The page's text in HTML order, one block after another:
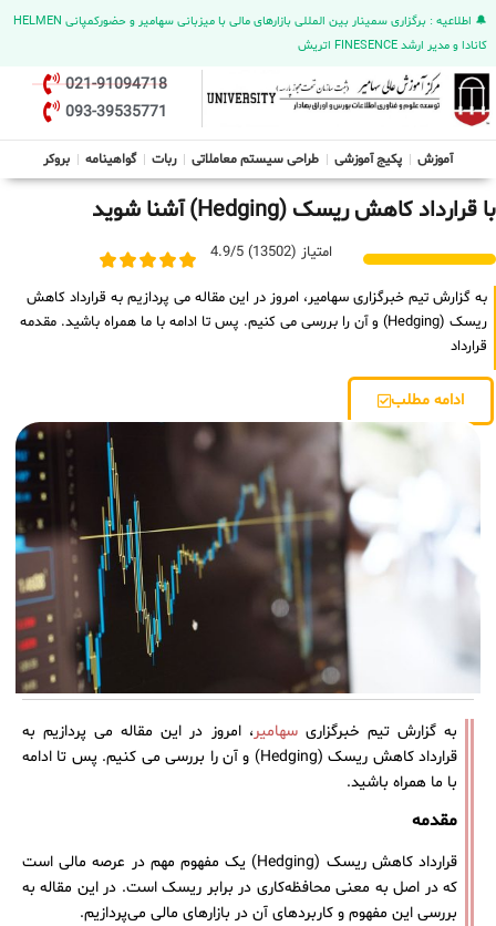
🔔 اطلاعیه : برگزاری سمینار بین المللی بازارهای مالی با میزبانی سهامیر و حضورکمپانی HELMEN
کانادا و مدیر ارشد FINESENCE اتریش
021-91094718
093-39535771
آموزش پکیج آموزشی طراحی سیستم معاملاتی ربات گواهینامه بروکر
با قرارداد کاهش ریسک (Hedging) آشنا شوید
امتیاز (13502) 4.9/5
به گزارش تیم خبرگزاری سهامیر، امروز در این مقاله می پردازیم به قرارداد کاهش
ریسک (Hedging) و آن را بررسی می کنیم. پس تا ادامه با ما همراه باشید. مقدمه
قرارداد
ادامه مطلب
به گزارش تیم خبرگزاریسهامیر ، امروز در این مقاله می پردازیم به
قرارداد کاهش ریسک (Hedging) و آن را بررسی می کنیم. پس تا ادامه
با ما همراه باشید.
مقدمه
قرارداد کاهش ریسک (Hedging) یک مفهوم مهم در عرصه مالی است
که در اصل به معنی محافظه‌کاری در برابر ریسک است. در این مقاله به
بررسی این مفهوم و کاربردهای آن در بازارهای مالی می‌پردازیم.